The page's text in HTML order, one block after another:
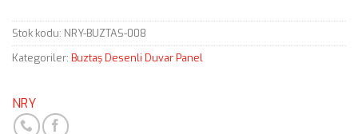
Stok kodu: NRY-BUZTAS-008
Kategoriler: Buztaş Desenli Duvar Panel
NRY